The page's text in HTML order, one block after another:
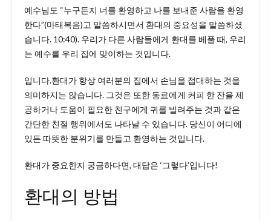
예수님도 “누구든지 너를 환영하고 나를 보내준 사람을 환영
한다”(마태복음)고 말씀하시면서 환대의 중요성을 말씀하셨
습니다. 10:40). 우리가 다른 사람들에게 환대를 베풀 때, 우리
는 예수를 우리 집에 맞이하는 것입니다.
입니다.환대가 항상 여러분의 집에서 손님을 접대하는 것을
의미하지는 않습니다. 그것은 또한 동료에게 커피 한 잔을 제
공하거나 도움이 필요한 친구에게 귀를 빌려주는 것과 같은
간단한 친절 행위에서도 나타날 수 있습니다. 당신이 어디에
있든 따뜻한 분위기를 만들고 환영하는 것입니다.
환대가 중요한지 궁금하다면, 대답은 ‘그렇다’입니다!
환대의 방법